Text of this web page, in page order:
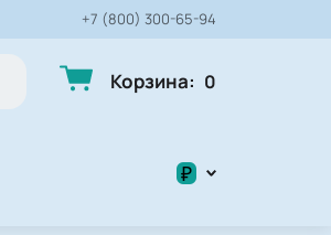
+7 (800) 300-65-94
Корзина: 0
₽